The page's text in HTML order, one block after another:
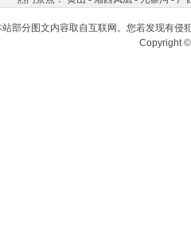
站部分图文内容取自互联网。您若发现有侵
Copyright